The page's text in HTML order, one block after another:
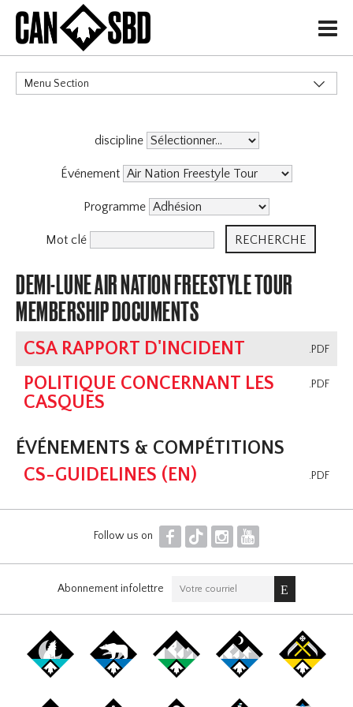
H
Menu Section
Événements & Compétitions
discipline
Événement
Programme
Mot clé
DEMI-LUNE AIR NATION FREESTYLE TOUR
MEMBERSHIP DOCUMENTS
.PDF
CSA RAPPORT D'INCIDENT
.PDF
POLITIQUE CONCERNANT LES
CASQUES
ÉVÉNEMENTS & COMPÉTITIONS
.PDF
CS-GUIDELINES (EN)
Follow us on F T I Y
Abonnement infolettre